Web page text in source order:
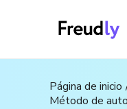
Página de inicio
Método de